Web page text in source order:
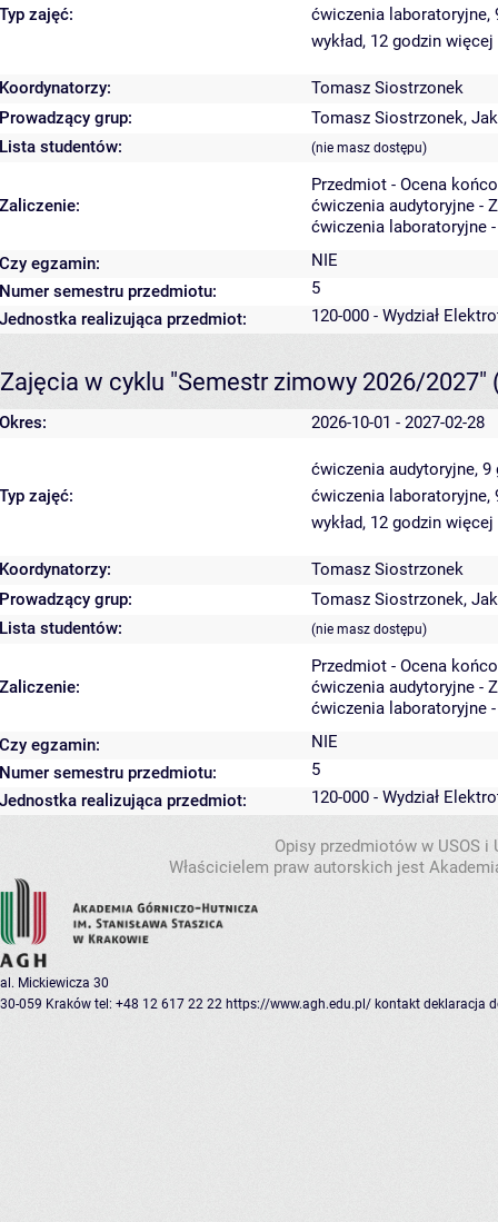
Typ zajęć:
ćwiczenia laboratoryjne,
wykład, 12 godzin
Koordynatorzy:
Tomasz Siostrzonek
Prowadzący grup:
Tomasz Siostrzonek,
Lista studentów:
(nie masz dostępu)
Zaliczenie:
Przedmiot - Ocena
ćwiczenia audytoryjne -
ćwiczenia laboratoryjne
Czy egzamin:
NIE
Numer semestru przedmiotu:
5
Jednostka realizująca przedmiot:
120-000 - Wydział
Zajęcia w cyklu "Semestr zimowy 2026/2027"
Okres: 2026-10-01 - 2027-02-28
Typ zajęć:
ćwiczenia audytoryjne,
ćwiczenia laboratoryjne,
wykład, 12 godzin
Koordynatorzy:
Tomasz Siostrzonek
Prowadzący grup:
Tomasz Siostrzonek,
Lista studentów:
(nie masz dostępu)
Zaliczenie:
Przedmiot - Ocena
ćwiczenia audytoryjne -
ćwiczenia laboratoryjne
Czy egzamin:
NIE
Numer semestru przedmiotu:
5
Jednostka realizująca przedmiot:
120-000 - Wydział
Opisy przedmiotów w USOS
Właścicielem praw autorskich jest
al. Mickiewicza 30
30-059 Kraków tel: +48 12 617 22 22 https://www.agh.edu.pl/ kontakt deklaracja